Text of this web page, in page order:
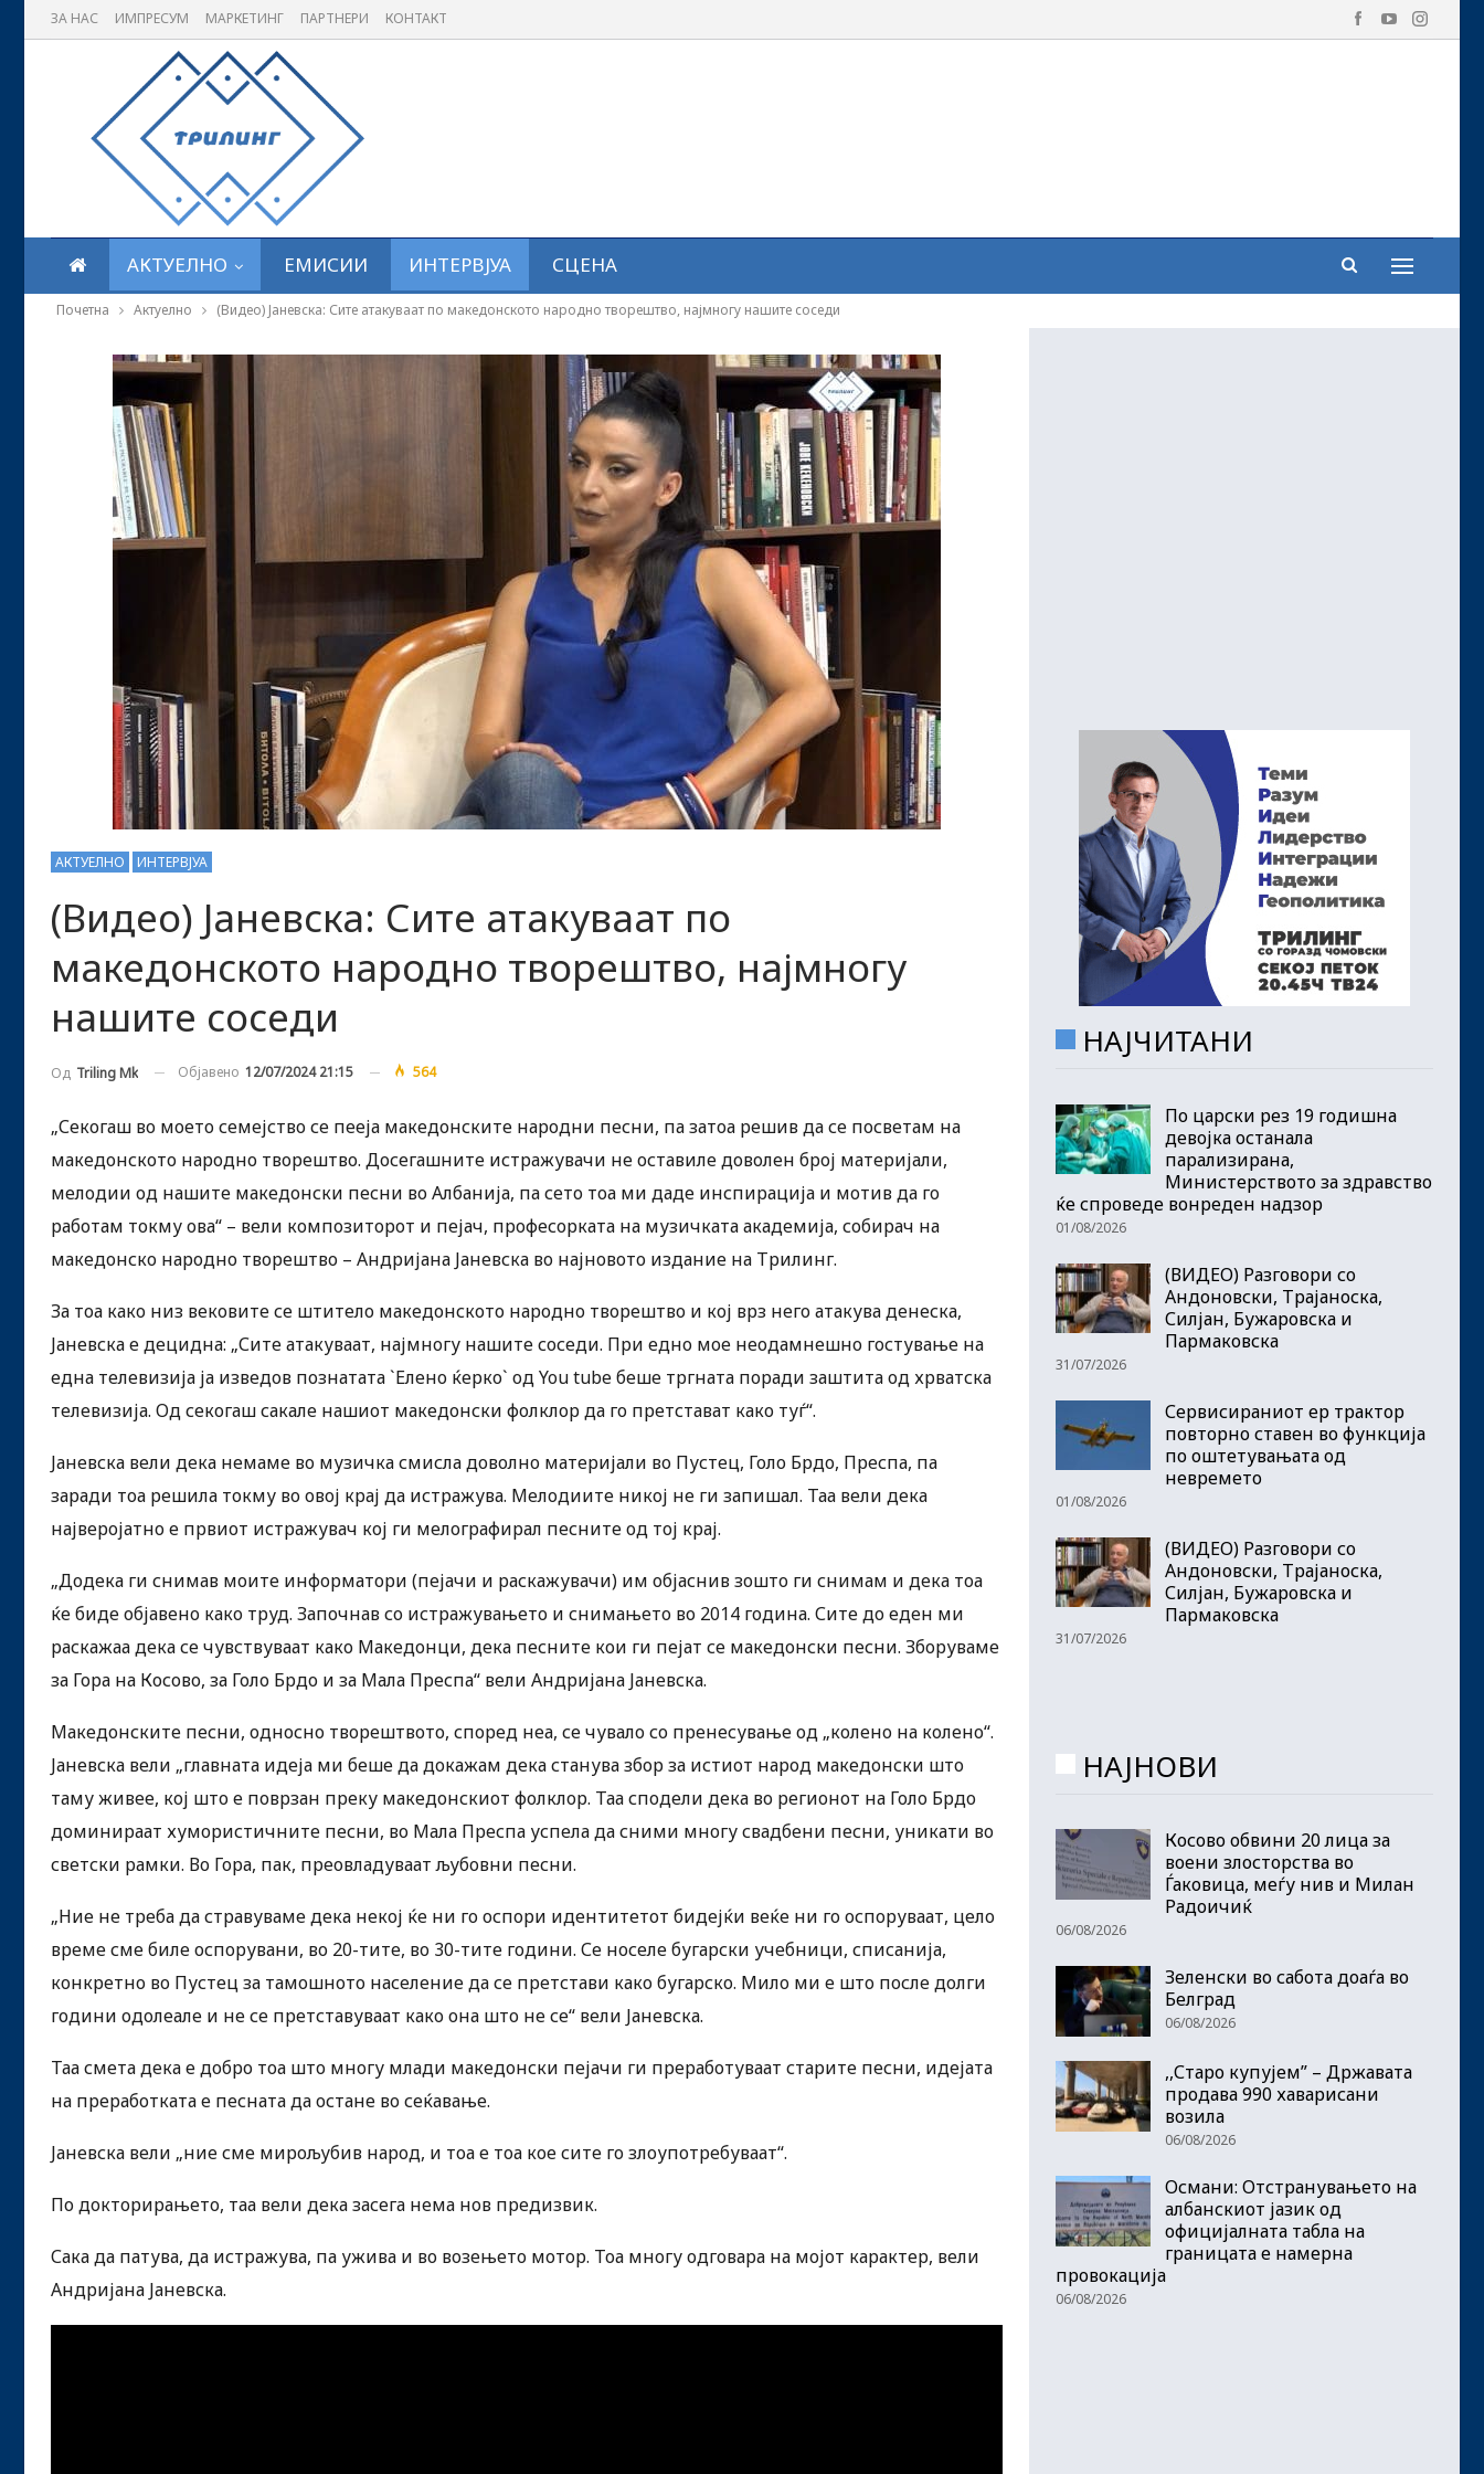
ЗА НАС ИМПРЕСУМ МАРКЕТИНГ ПАРТНЕРИ КОНТАКТ
АКТУЕЛНО ЕМИСИИ ИНТЕРВЈУА СЦЕНА
Почетна Актуелно (Видео) Јаневска: Сите атакуваат по македонското народно творештво, најмногу нашите соседи
АКТУЕЛНО ИНТЕРВЈУА
(Видео) Јаневска: Сите атакуваат по
македонското народно творештво, најмногу
нашите соседи
Од Triling Mk Објавено 12/07/2024 21:15 564
„Секогаш во моето семејство се пееја македонските народни песни, па затоа решив да се посветам на
македонското народно творештво. Досегашните истражувачи не оставиле доволен број материјали,
мелодии од нашите македонски песни во Албанија, па сето тоа ми даде инспирација и мотив да го
работам токму ова“ – вели композиторот и пејач, професорката на музичката академија, собирач на
македонско народно творештво – Андријана Јаневска во најновото издание на Трилинг.
За тоа како низ вековите се штитело македонското народно творештво и кој врз него атакува денеска,
Јаневска е децидна: „Сите атакуваат, најмногу нашите соседи. При едно мое неодамнешно гостување на
една телевизија ја изведов познатата `Елено ќерко` од You tube беше тргната поради заштита од хрватска
телевизија. Од секогаш сакале нашиот македонски фолклор да го претстават како туѓ“.
Јаневска вели дека немаме во музичка смисла доволно материјали во Пустец, Голо Брдо, Преспа, па
заради тоа решила токму во овој крај да истражува. Мелодиите никој не ги запишал. Таа вели дека
најверојатно е првиот истражувач кој ги мелографирал песните од тој крај.
„Додека ги снимав моите информатори (пејачи и раскажувачи) им објаснив зошто ги снимам и дека тоа
ќе биде објавено како труд. Започнав со истражувањето и снимањето во 2014 година. Сите до еден ми
раскажаа дека се чувствуваат како Македонци, дека песните кои ги пејат се македонски песни. Зборуваме
за Гора на Косово, за Голо Брдо и за Мала Преспа“ вели Андријана Јаневска.
Македонските песни, односно творештвото, според неа, се чувало со пренесување од „колено на колено“.
Јаневска вели „главната идеја ми беше да докажам дека станува збор за истиот народ македонски што
таму живее, кој што е поврзан преку македонскиот фолклор. Таа сподели дека во регионот на Голо Брдо
доминираат хумористичните песни, во Мала Преспа успела да сними многу свадбени песни, уникати во
светски рамки. Во Гора, пак, преовладуваат љубовни песни.
„Ние не треба да стравуваме дека некој ќе ни го оспори идентитетот бидејќи веќе ни го оспоруваат, цело
време сме биле оспорувани, во 20-тите, во 30-тите години. Се носеле бугарски учебници, списанија,
конкретно во Пустец за тамошното население да се претстави како бугарско. Мило ми е што после долги
години одолеале и не се претставуваат како она што не се“ вели Јаневска.
Таа смета дека е добро тоа што многу млади македонски пејачи ги преработуваат старите песни, идејата
на преработката е песната да остане во сеќавање.
Јаневска вели „ние сме мирољубив народ, и тоа е тоа кое сите го злоупотребуваат“.
По докторирањето, таа вели дека засега нема нов предизвик.
Сака да патува, да истражува, па ужива и во возењето мотор. Тоа многу одговара на мојот карактер, вели
Андријана Јаневска.
НАЈЧИТАНИ
По царски рез 19 годишна
девојка останала
парализирана,
Министерството за здравство
ќе спроведе вонреден надзор
01/08/2026
(ВИДЕО) Разговори со
Андоновски, Трајаноска,
Силјан, Бужаровска и
Пармаковска
31/07/2026
Сервисираниот ер трактор
повторно ставен во функција
по оштетувањата од
невремето
01/08/2026
(ВИДЕО) Разговори со
Андоновски, Трајаноска,
Силјан, Бужаровска и
Пармаковска
31/07/2026
НАЈНОВИ
Косово обвини 20 лица за
воени злосторства во
Ѓаковица, меѓу нив и Милан
Радоичиќ
06/08/2026
Зеленски во сабота доаѓа во
Белград
06/08/2026
,,Старо купујем” – Државата
продава 990 хаварисани
возила
06/08/2026
Османи: Отстранувањето на
албанскиот јазик од
официјалната табла на
границата е намерна
провокација
06/08/2026